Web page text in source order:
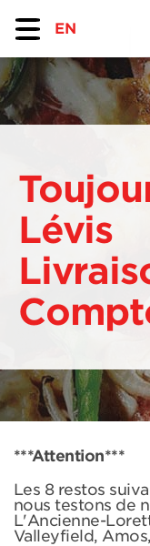
EN
Lévis
***Attention***
Les 8 restos
nous testons de
L'Ancienne-
Valleyfield,